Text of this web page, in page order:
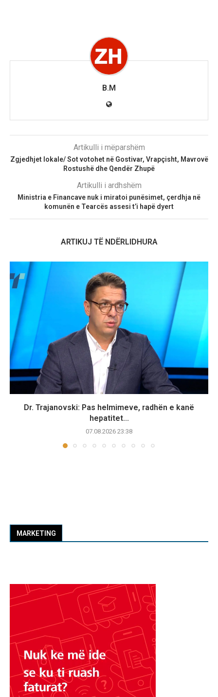
B.M
Artikulli i mëparshëm
Zgjedhjet lokale/ Sot votohet në Gostivar, Vrapçisht, Mavrovë
Rostushë dhe Qendër Zhupë
Artikulli i ardhshëm
Ministria e Financave nuk i miratoi punësimet, çerdhja në
komunën e Tearcës assesi t’i hapë dyert
ARTIKUJ TË NDËRLIDHURA
Dr. Trajanovski: Pas helmimeve, radhën e kanë
hepatitet...
07.08.2026 23:38
MARKETING